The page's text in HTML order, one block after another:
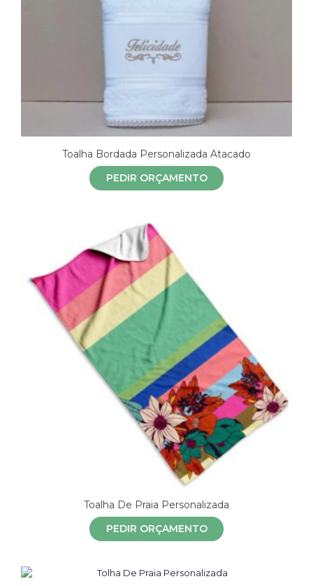
Toalha Bordada Personalizada Atacado
PEDIR ORÇAMENTO
Toalha De Praia Personalizada
PEDIR ORÇAMENTO